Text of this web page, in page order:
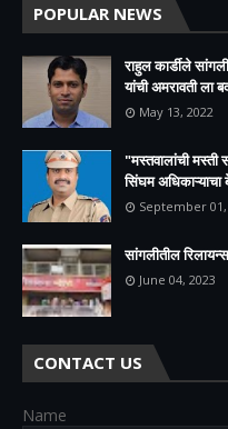
POPULAR NEWS
राहुल कार्डीले
यांची अमरावती ला
May 13, 2022
"मस्तवालांची मस्ती
सिंघम अधिकाऱ्याचा
September 01,
सांगलीतील
June 04, 2023
CONTACT US
Name